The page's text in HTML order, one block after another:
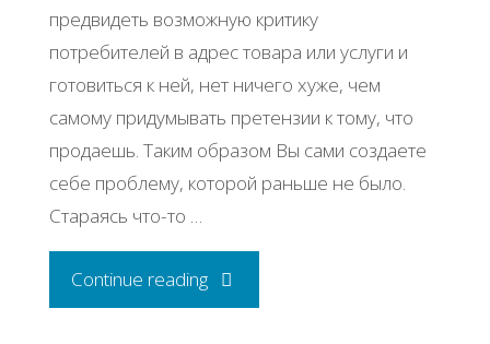
предвидеть возможную критику
потребителей в адрес товара или услуги и
готовиться к ней, нет ничего хуже, чем
самому придумывать претензии к тому, что
продаешь. Таким образом Вы сами создаете
себе проблему, которой раньше не было.
Стараясь что-то …
Continue reading"7